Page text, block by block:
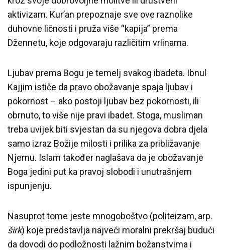
aktivizam. Kur’an prepoznaje sve ove raznolike
duhovne ličnosti i pruža više “kapija” prema
Džennetu, koje odgovaraju različitim vrlinama.
Ljubav prema Bogu je temelj svakog ibadeta. Ibnul
Kajjim ističe da pravo obožavanje spaja ljubav i
pokornost – ako postoji ljubav bez pokornosti, ili
obrnuto, to više nije pravi ibadet. Stoga, musliman
treba uvijek biti svjestan da su njegova dobra djela
samo izraz Božije milosti i prilika za približavanje
Njemu. Islam također naglašava da je obožavanje
Boga jedini put ka pravoj slobodi i unutrašnjem
ispunjenju.
Nasuprot tome jeste mnogoboštvo (politeizam, arp.
širk) koje predstavlja najveći moralni prekršaj budući
da dovodi do podložnosti lažnim božanstvima i